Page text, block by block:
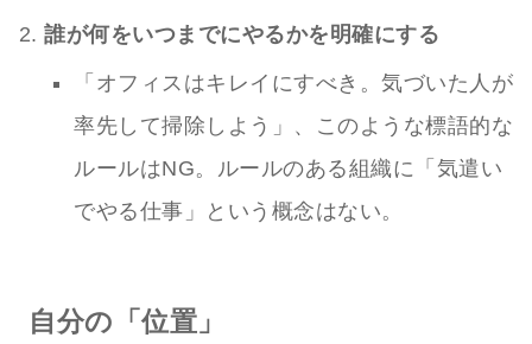
誰が何をいつまでにやるかを明確にする
「オフィスはキレイにすべき。気づいた人が
率先して掃除しよう」、このような標語的な
ルールはNG。ルールのある組織に「気遣い
でやる仕事」という概念はない。
自分の「位置」